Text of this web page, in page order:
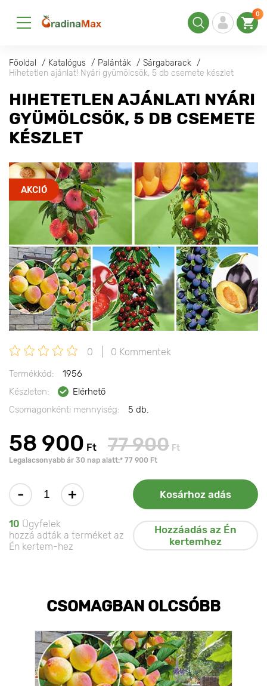
0
Főoldal Katalógus Palánták
Sárgabarack
Hihetetlen ajánlat! Nyári gyümölcsök, 5 db csemete készlet
HIHETETLEN AJÁNLAT! NYÁRI
GYÜMÖLCSÖK, 5 DB CSEMETE
KÉSZLET
AKCIÓ
0 0 Kommentek
Termékkód:
1956
Készleten:
Elérhető
Csomagonkénti mennyiség:
5 db.
58 900 Ft 77 900 Ft
Legalacsonyabb ár 30 nap alatt:* 77 900 Ft
- + Kosárhoz adás
10 Ügyfelek
hozzá adták a terméket az
Én kertem-hez
Hozzáadás az Én
kertemhez
CSOMAGBAN OLCSÓBB